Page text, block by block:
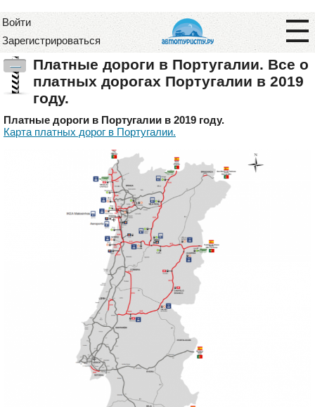
Войти
Зарегистрироваться
—
Платные дороги в Португалии. Все о
платных дорогах Португалии в 2019
году.
Платные дороги в Португалии в 2019 году.
Карта платных дорог в Португалии.